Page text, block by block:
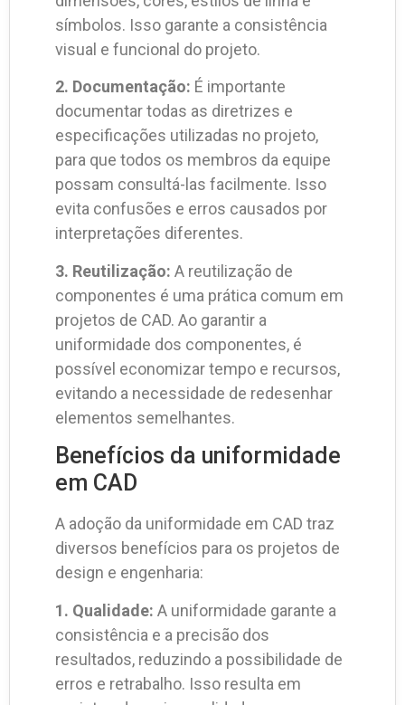
símbolos. Isso garante a consistência
visual e funcional do projeto.
2. Documentação: É importante
documentar todas as diretrizes e
especificações utilizadas no projeto,
para que todos os membros da equipe
possam consultá-las facilmente. Isso
evita confusões e erros causados por
interpretações diferentes.
3. Reutilização: A reutilização de
componentes é uma prática comum em
projetos de CAD. Ao garantir a
uniformidade dos componentes, é
possível economizar tempo e recursos,
evitando a necessidade de redesenhar
elementos semelhantes.
Benefícios da uniformidade
em CAD
A adoção da uniformidade em CAD traz
diversos benefícios para os projetos de
design e engenharia:
1. Qualidade: A uniformidade garante a
consistência e a precisão dos
resultados, reduzindo a possibilidade de
erros e retrabalho. Isso resulta em